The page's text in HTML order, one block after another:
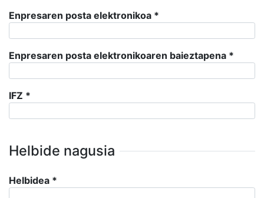
Enpresaren posta elektronikoa *
Enpresaren posta elektronikoaren baieztapena *
IFZ *
Helbide nagusia
Helbidea *